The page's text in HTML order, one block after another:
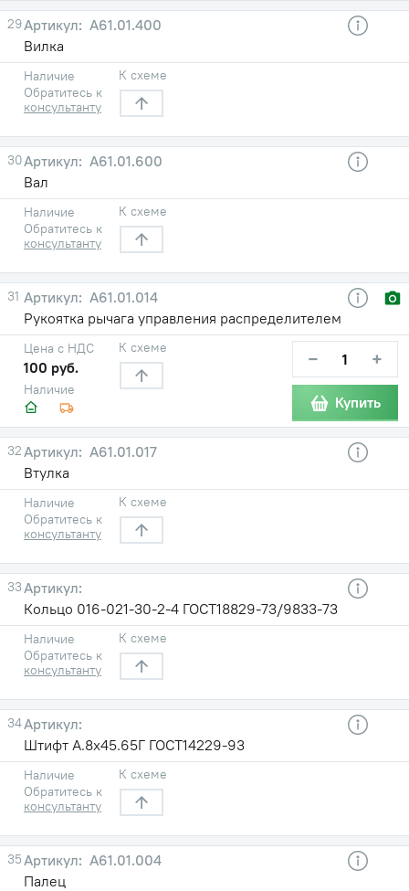
29
А61.01.400
Вилка
Наличие
Обратитесь к
консультанту
К схеме
30
А61.01.600
Вал
Наличие
Обратитесь к
консультанту
К схеме
31
А61.01.014
Рукоятка рычага управления распределителем
Наличие
Цена с НДС
100 руб.
К схеме − +
Купить
32
А61.01.017
Втулка
Наличие
Обратитесь к
консультанту
К схеме
33
Кольцо 016-021-30-2-4 ГОСТ18829-73/9833-73
Наличие
Обратитесь к
консультанту
К схеме
34
Штифт А.8х45.65Г ГОСТ14229-93
Наличие
Обратитесь к
консультанту
К схеме
35
А61.01.004
Палец